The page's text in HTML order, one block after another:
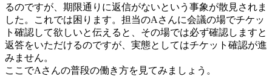
るのですが、期限通りに返信がないという事象が散見されま
した。これでは困ります。担当のAさんに会議の場でチケッ
ト確認して欲しいと伝えると、その場では必ず確認しますと
返答をいただけるのですが、実態としてはチケット確認が進
みません。
ここでAさんの普段の働き方を見てみましょう。